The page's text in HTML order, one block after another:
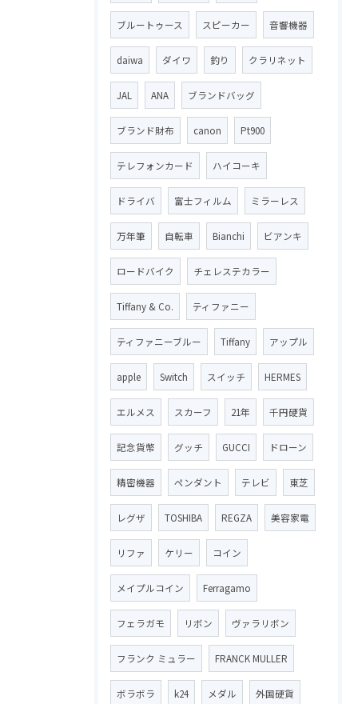
ブルートゥース スピーカー 音響機器
daiwa ダイワ 釣り クラリネット
JAL ANA ブランドバッグ
ブランド財布 canon Pt900
テレフォンカード ハイコーキ
ドライバ 富士フィルム ミラーレス
万年筆 自転車 Bianchi ビアンキ
ロードバイク チェレステカラー
Tiffany & Co. ティファニー
ティファニーブルー Tiffany アップル
apple Switch スイッチ HERMES
エルメス スカーフ 21年 千円硬貨
記念貨幣 グッチ GUCCI ドローン
精密機器 ペンダント テレビ 東芝
レグザ TOSHIBA REGZA 美容家電
リファ ケリー コイン
メイプルコイン Ferragamo
フェラガモ リボン ヴァラリボン
フランク ミュラー FRANCK MULLER
ボラボラ k24 メダル 外国硬貨